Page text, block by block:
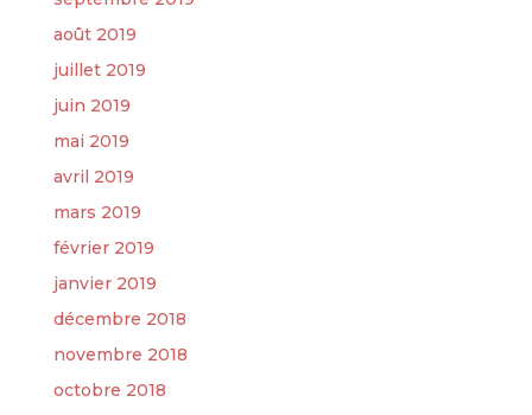
août 2019
juillet 2019
juin 2019
mai 2019
avril 2019
mars 2019
février 2019
janvier 2019
décembre 2018
novembre 2018
octobre 2018